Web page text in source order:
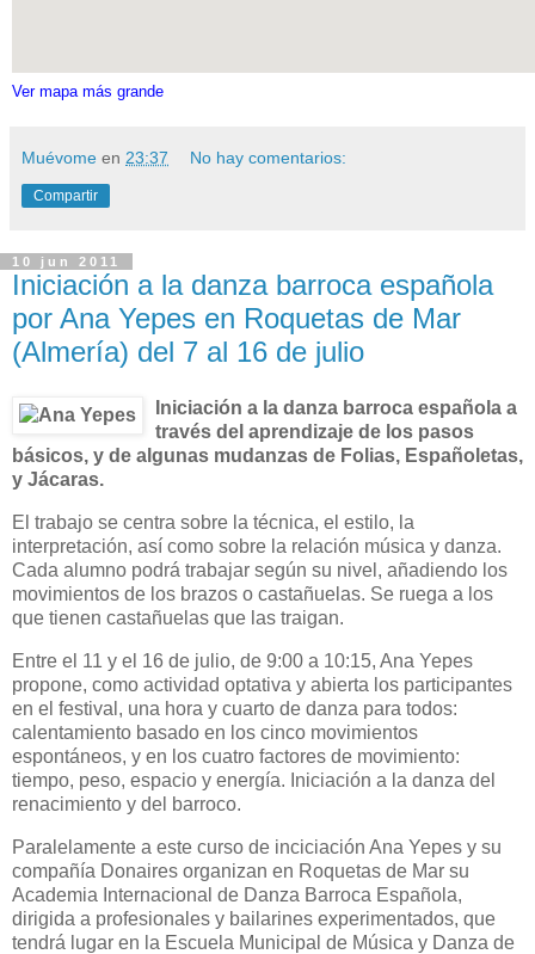
Ver mapa más grande
Muévome en 23:37 No hay comentarios:
Compartir
10 jun 2011
Iniciación a la danza barroca española
por Ana Yepes en Roquetas de Mar
(Almería) del 7 al 16 de julio
Iniciación a la danza barroca española a
través del aprendizaje de los pasos
básicos, y de algunas mudanzas de Folias, Españoletas,
y Jácaras.
El trabajo se centra sobre la técnica, el estilo, la
interpretación, así como sobre la relación música y danza.
Cada alumno podrá trabajar según su nivel, añadiendo los
movimientos de los brazos o castañuelas. Se ruega a los
que tienen castañuelas que las traigan.
Entre el 11 y el 16 de julio, de 9:00 a 10:15, Ana Yepes
propone, como actividad optativa y abierta los participantes
en el festival, una hora y cuarto de danza para todos:
calentamiento basado en los cinco movimientos
espontáneos, y en los cuatro factores de movimiento:
tiempo, peso, espacio y energía. Iniciación a la danza del
renacimiento y del barroco.
Paralelamente a este curso de inciciación Ana Yepes y su
compañía Donaires organizan en Roquetas de Mar su
Academia Internacional de Danza Barroca Española,
dirigida a profesionales y bailarines experimentados, que
tendrá lugar en la Escuela Municipal de Música y Danza de